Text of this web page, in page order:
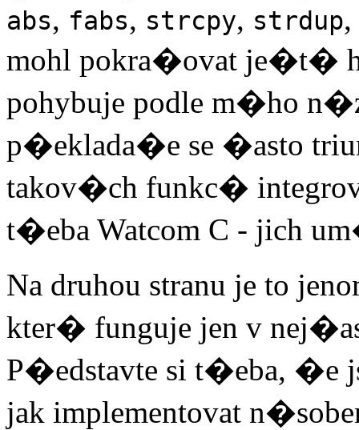
abs, fabs, strcpy, strdup,
mohl pokra�ovat je�t�
pohybuje podle m�ho
p�eklada�e se �asto
takov�ch funkc�
t�eba Watcom C - jich
Na druhou stranu je to
kter� funguje jen v
P�edstavte si t�eba, �e
jak implementovat